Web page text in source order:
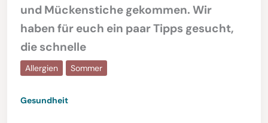
und Mückenstiche gekommen. Wir
haben für euch ein paar Tipps gesucht,
die schnelle
Allergien Sommer
Gesundheit